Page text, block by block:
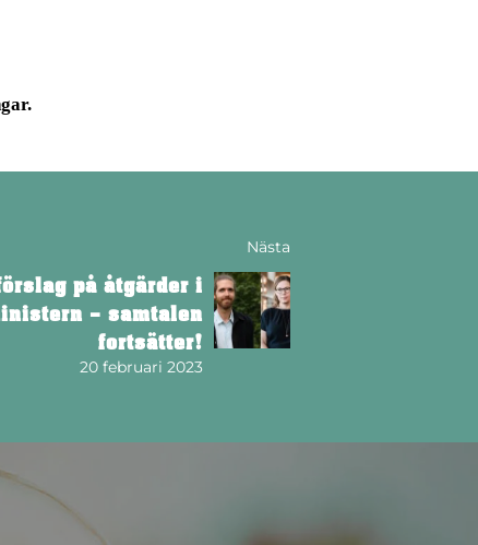
Nästa
på åtgärder i
– samtalen
fortsätter!
20 februari 2023